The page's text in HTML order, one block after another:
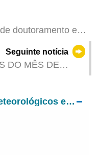
doutoramento em
Seguinte notícia
DO MÊS DE
Direcção dos Serviços Meteorológicos e Geofísicos